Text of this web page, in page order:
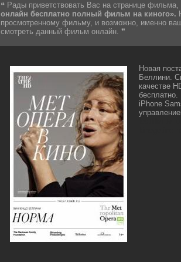
❝ Рады приветствовать Вас на странице
онлайн бесплатно полный фильм на киного».
просмотренному фильму, и возможно, именно
смотреть данный фильм онлайн. ❞
Новая
Беллини.
качестве
iPhone